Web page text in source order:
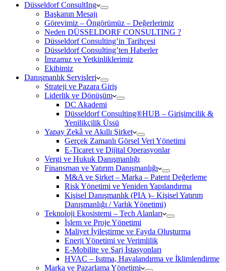
Düsseldorf ConsultIng
Başkanın Mesajı
Görevimiz – Öngörümüz – Değerlerimiz
Neden DÜSSELDORF CONSULTING ?
Düsseldorf Consulting’in Tarihçesi
Düsseldorf Consulting’ten Haberler
İmzamız ve Yetkinliklerimiz
Ekibimiz
Danışmanlık Servisleri
Strateji ve Pazara Giriş
Liderlik ve Dönüşüm
DC Akademi
Düsseldorf Consulting®HUB – Girişimcilik &
Yenilikçilik Üssü
Yapay Zekâ ve Akıllı Şirket
Gerçek Zamanlı Görsel Veri Yönetimi
E-Ticaret ve Dijital Operasyonlar
Vergi ve Hukuk Danışmanlığı
Finansman ve Yatırım Danışmanlığı
M&A ve Şirket – Marka – Patent Değerleme
Risk Yönetimi ve Yeniden Yapılandırma
Kişisel Danışmanlık (PIA )– Kişisel Yatırım
Danışmanlığı / Varlık Yönetimi)
Teknoloji Ekosistemi – Tech Alanları
İşlem ve Proje Yönetimi
Maliyet İyileştirme ve Fayda Oluşturma
Enerji Yönetimi ve Verimlilik
E-Mobilite ve Şarj İstasyonları
HVAC – Isıtma, Havalandırma ve İklimlendirme
Marka ve Pazarlama Yönetimi